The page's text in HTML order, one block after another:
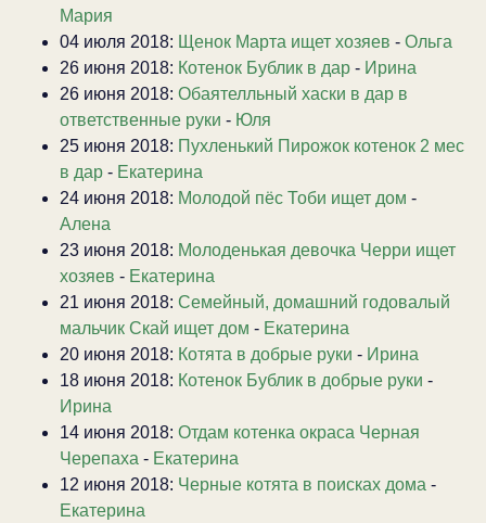
Мария
04 июля 2018: Щенок Марта ищет хозяев - Ольга
26 июня 2018: Котенок Бублик в дар - Ирина
26 июня 2018: Обаятелльный хаски в дар в
ответственные руки - Юля
25 июня 2018: Пухленький Пирожок котенок 2 мес
в дар - Екатерина
24 июня 2018: Молодой пёс Тоби ищет дом -
Алена
23 июня 2018: Молоденькая девочка Черри ищет
хозяев - Екатерина
21 июня 2018: Семейный, домашний годовалый
мальчик Скай ищет дом - Екатерина
20 июня 2018: Котята в добрые руки - Ирина
18 июня 2018: Котенок Бублик в добрые руки -
Ирина
14 июня 2018: Отдам котенка окраса Черная
Черепаха - Екатерина
12 июня 2018: Черные котята в поисках дома -
Екатерина